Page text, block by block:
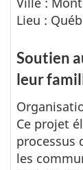
Lieu :
Soutien
leur
Ce projet
processus
les